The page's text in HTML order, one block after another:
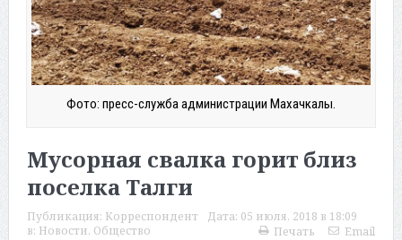
Фото: пресс-служба администрации Махачкалы.
Мусорная свалка горит близ
поселка Талги
Публикация: Корреспондент Дата: 05 июля, 2018 в 18:09
в: Новости, Общество Печать Email